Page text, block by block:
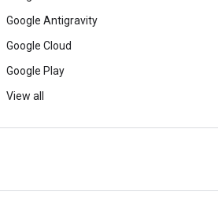
Google Antigravity
Google Cloud
Google Play
View all